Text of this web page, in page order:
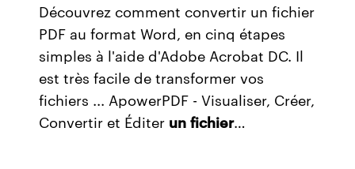
Découvrez comment convertir un fichier
PDF au format Word, en cinq étapes
simples à l'aide d'Adobe Acrobat DC. Il
est très facile de transformer vos
fichiers ... ApowerPDF - Visualiser, Créer,
Convertir et Éditer un fichier…